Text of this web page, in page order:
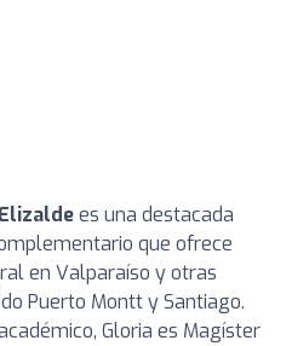
es una destacada
que ofrece
en Valparaíso y otras
Puerto Montt y Santiago.
Gloria es Magíster